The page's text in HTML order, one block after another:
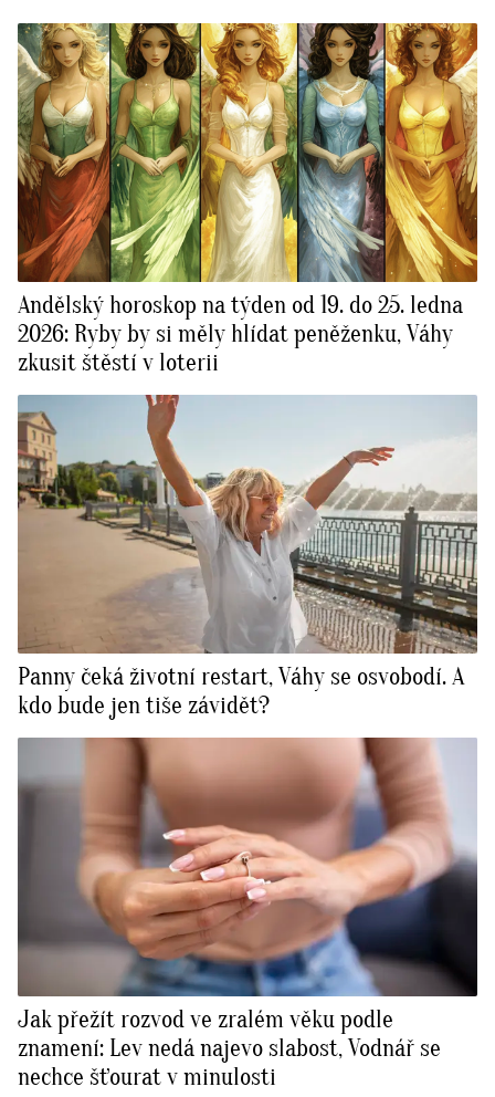
Andělský horoskop na týden od 19. do 25. ledna
2026: Ryby by si měly hlídat peněženku, Váhy
zkusit štěstí v loterii
Panny čeká životní restart, Váhy se osvobodí. A
kdo bude jen tiše závidět?
Jak přežít rozvod ve zralém věku podle
znamení: Lev nedá najevo slabost, Vodnář se
nechce šťourat v minulosti